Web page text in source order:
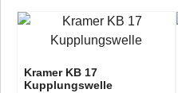
Kramer KB 17
Kupplungswelle